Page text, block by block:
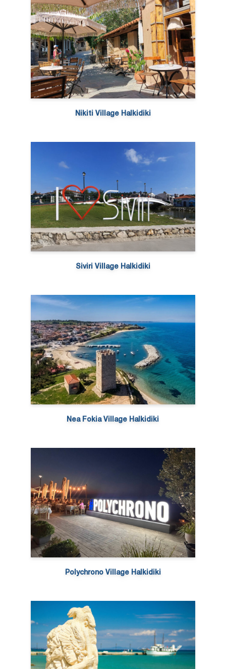
Nikiti Village Halkidiki
Siviri Village Halkidiki
Nea Fokia Village Halkidiki
Polychrono Village Halkidiki